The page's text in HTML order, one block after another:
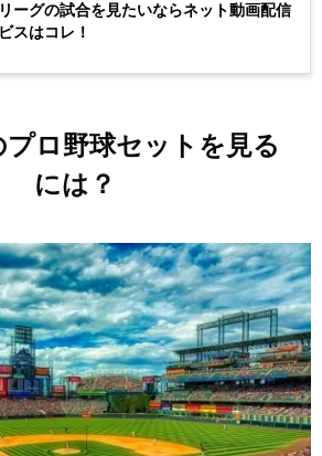
ーグの試合を見たいならネット動画配信
スはコレ！
プロ野球セットを見る
には？